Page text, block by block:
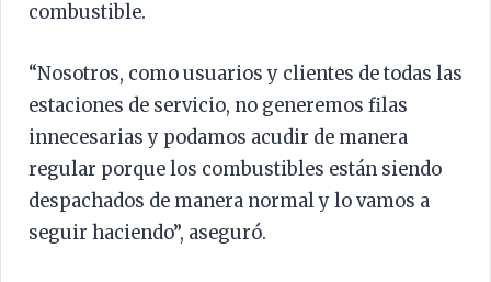
combustible.
“Nosotros, como usuarios y clientes de todas las
estaciones de servicio, no generemos filas
innecesarias y podamos acudir de manera
regular porque los combustibles están siendo
despachados de manera normal y lo vamos a
seguir haciendo”, aseguró.